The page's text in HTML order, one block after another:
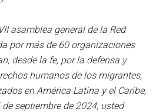
asamblea general de la Red
por más de 60 organizaciones
desde la fe, por la defensa y
humanos de los migrantes,
en América Latina y el Caribe,
septiembre de 2024, usted